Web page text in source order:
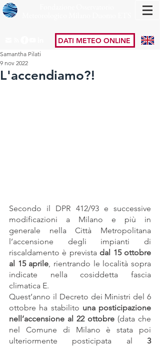
DATI METEO ONLINE
L'accendiamo?!
Samantha Pilati
9 nov 2022
Secondo il DPR 412/93 e successive
modificazioni a Milano e più in
generale nella Città Metropolitana
l’accensione degli impianti di
riscaldamento è prevista dal 15 ottobre
al 15 aprile , rientrando le località sopra
indicate nella cosiddetta fascia
climatica E.
Quest’anno il Decreto dei Ministri del 6
ottobre ha stabilito una posticipazione
nell’accensione al 22 ottobre (data che
nel Comune di Milano è stata poi
ulteriormente posticipata al 3